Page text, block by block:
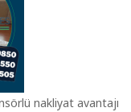
nakliyat avantajı